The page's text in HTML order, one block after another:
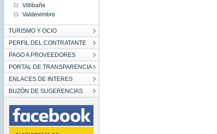
Villibañe
Valdevimbre
TURISMO Y OCIO
PERFIL DEL CONTRATANTE
PAGO A PROVEEDORES
PORTAL DE TRANSPARENCIA
ENLACES DE INTERES
BUZÓN DE SUGERENCIAS